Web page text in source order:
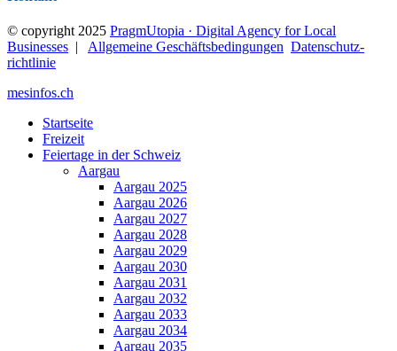
© copyright 2025 PragmUtopia · Digital Agency for Local
Businesses | Allgemeine Geschäftsbedingungen Datenschutz­
richtlinie
mesinfos.ch
Startseite
Freizeit
Feiertage in der Schweiz
Aargau
Aargau 2025
Aargau 2026
Aargau 2027
Aargau 2028
Aargau 2029
Aargau 2030
Aargau 2031
Aargau 2032
Aargau 2033
Aargau 2034
Aargau 2035